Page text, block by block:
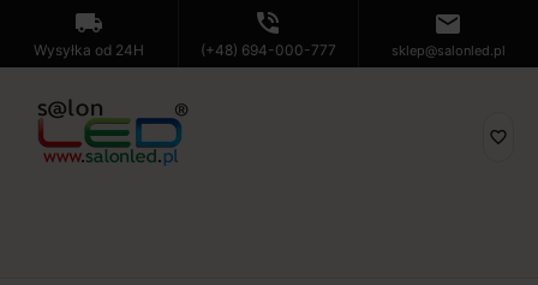
local_shipping
Wysyłka od 24H
phone_in_talk
(+48) 694-000-777
mail
sklep@salonled.pl
favorite_border